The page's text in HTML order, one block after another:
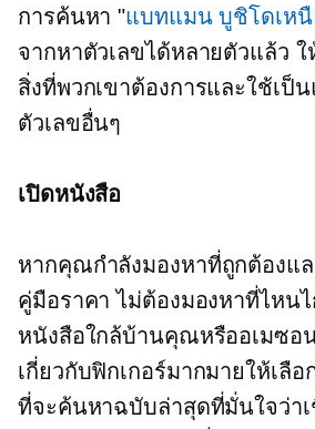
การค้นหา "แบทแมน บูชิโดเหนื
จากหาตัวเลขได้หลายตัวแล้ว
สิ่งที่พวกเขาต้องการและใช้เป็
ตัวเลขอื่นๆ
เปิดหนังสือ
หากคุณกำลังมองหาที่ถูกต้องแล
คู่มือราคา ไม่ต้องมองหาที่ไหน
หนังสือใกล้บ้านคุณหรืออเมซอ
เกี่ยวกับฟิกเกอร์มากมายให้เลือ
ที่จะค้นหาฉบับล่าสุดที่มั่นใจว่า